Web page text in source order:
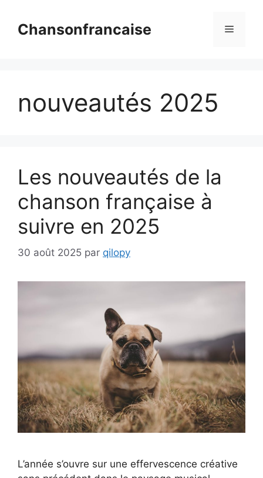
contenuChansonfrancaise Menu
nouveautés 2025
Les nouveautés de la
chanson française à
suivre en 2025
30 août 2025 par qilopy
L’année s’ouvre sur une effervescence créative